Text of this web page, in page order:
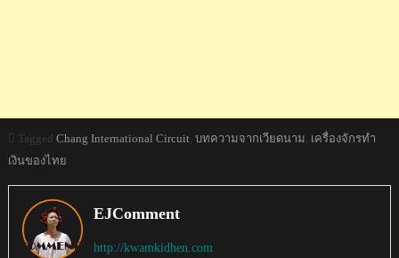
Tagged Chang International Circuit, บทความจากเวียดนาม, เครื่องจักรทำ
เงินของไทย
EJComment
http://kwamkidhen.com